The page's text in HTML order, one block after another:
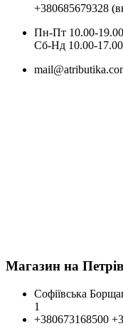
+380685679328
Пн-Пт 10.00-19.00
Cб-Нд 10.00-17.00
Магазин на
Софіївська
1
+380673168500